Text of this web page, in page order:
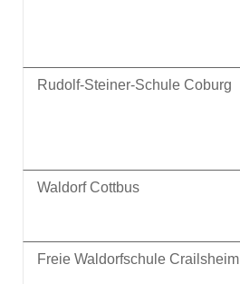
Rudolf-Steiner-Schule Coburg
Waldorf Cottbus
Freie Waldorfschule Crailsheim